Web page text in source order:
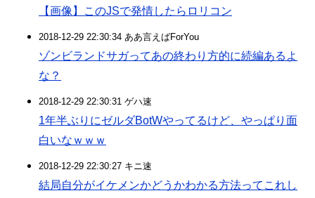
【画像】このJSで発情したらロリコン
2018-12-29 22:30:34 ああ言えばForYou
ゾンビランドサガってあの終わり方的に続編あるよ
な？
2018-12-29 22:30:31 ゲハ速
1年半ぶりにゼルダBotWやってるけど、やっぱり面
白いなｗｗｗ
2018-12-29 22:30:27 キニ速
結局自分がイケメンかどうかわかる方法ってこれし